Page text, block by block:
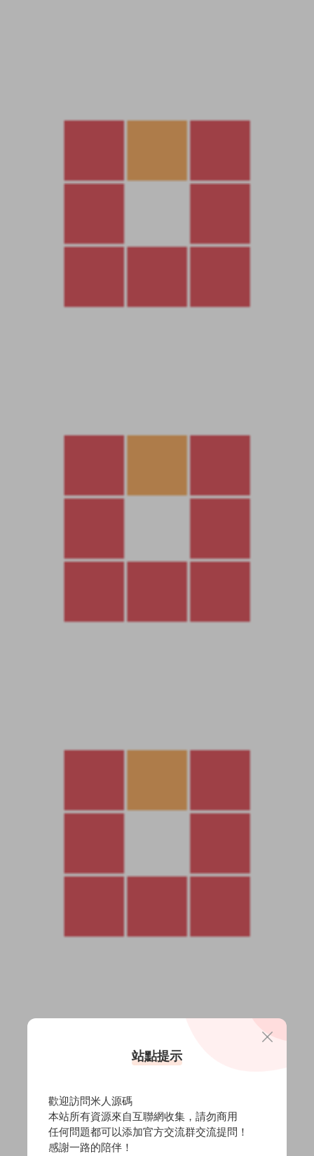
站點提示
歡迎訪問米人源碼
本站所有資源來自互聯網收集，請勿商用
任何問題都可以添加官方交流群交流提問！
感謝一路的陪伴！